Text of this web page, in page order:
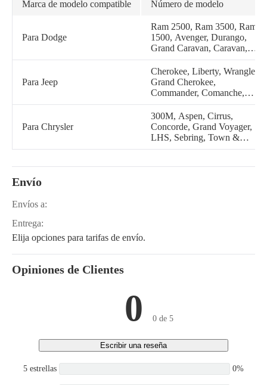
Marca de modelo compatible Número de modelo
Para Dodge
Ram 2500, Ram 3500, Ram
1500, Avenger, Durango,
Grand Caravan, Caravan,
Intrepid, Stratus, Dakota,
Viper, Ram Van, Ram
Wagon
Para Jeep
Cherokee, Liberty, Wrangler,
Grand Cherokee,
Commander, Comanche,
Grand Wagoneer
Para Chrysler
300M, Aspen, Cirrus,
Concorde, Grand Voyager,
LHS, Sebring, Town &
Country, Voyager, 200, New
Envío
Envíos a:
Entrega:
Elija opciones para tarifas de envío.
Opiniones de Clientes
0 0 de 5
Escribir una reseña
5 estrellas 0%